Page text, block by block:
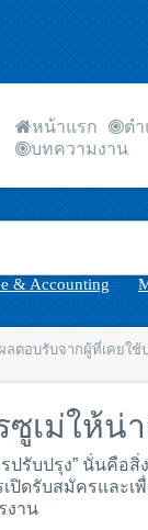
หน้าแรก ต
บทความงาน
& Accounting
ผลตอบรับจากผู้ที่เคยใช้
ซูเม่ให้น่
ปรับปรุง” นั่นคื
ดรับสมัครและเ
งาน